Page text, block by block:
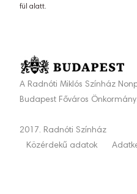
fül alatt.
A Radnóti Miklós Színház
Budapest Főváros
2017. Radnóti Színház
Közérdekű adatok